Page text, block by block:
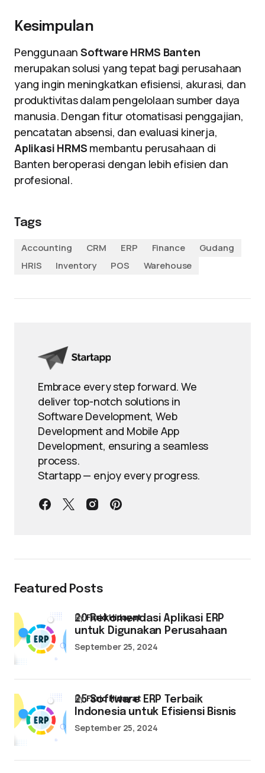
Kesimpulan
PenggunaanSoftware HRMS Banten
merupakan solusi yang tepat bagi perusahaan
yang ingin meningkatkan efisiensi, akurasi, dan
produktivitas dalam pengelolaan sumber daya
manusia. Dengan fitur otomatisasi penggajian,
pencatatan absensi, dan evaluasi kinerja,
Aplikasi HRMS membantu perusahaan di
Banten beroperasi dengan lebih efisien dan
profesional.
Tags
Accounting
CRM ERP Finance
Gudang
HRIS
Inventory POS Warehouse
Embrace every step forward. We
deliver top-notch solutions in
Software Development, Web
Development and Mobile App
Development, ensuring a seamless
process.
Startapp — enjoy every progress.
Featured Posts
20 Rekomendasi Aplikasi ERP
untuk Digunakan Perusahaan
byFarid Hidayat
September 25, 2024
25 Software ERP Terbaik
Indonesia untuk Efisiensi Bisnis
byFarid Hidayat
September 25, 2024